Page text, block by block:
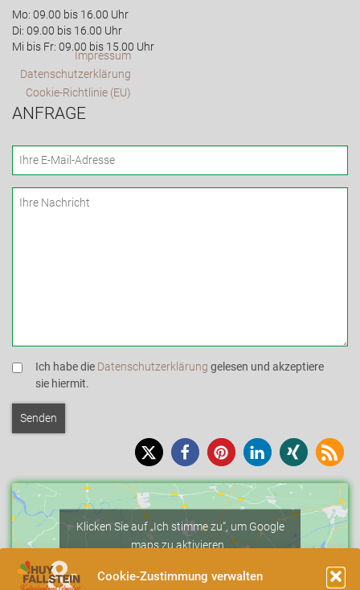
Cookie-Zustimmung verwalten
Mo: 09.00 bis 16.00 Uhr
Di: 09.00 bis 16.00 Uhr
Mi bis Fr: 09.00 bis 15.00 Uhr
Impressum
Datenschutzerklärung
Cookie-Richtlinie (EU)
ANFRAGE
Ich habe die Datenschutzerklärung gelesen und akzeptiere
sie hiermit.
Klicken Sie auf „Ich stimme zu“, um Google
maps zu aktivieren.